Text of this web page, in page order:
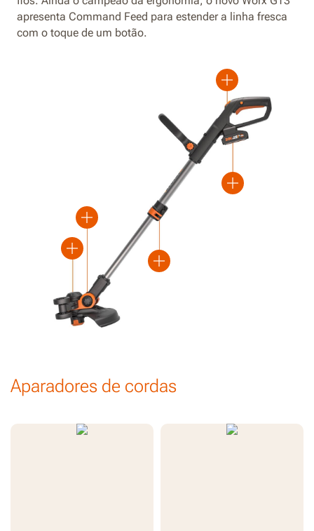
apresenta Command Feed para estender a linha fresca
com o toque de um botão.
Mais
Mais
Mais
Mais
Mais
Aparadores de cordas